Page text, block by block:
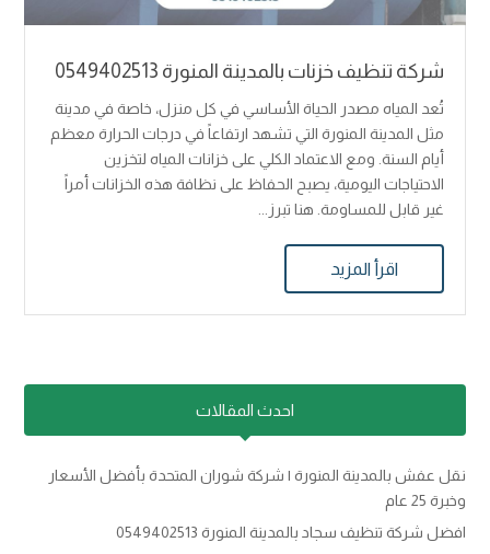
شركة تنظيف خزنات بالمدينة المنورة 0549402513
تُعد المياه مصدر الحياة الأساسي في كل منزل، خاصة في مدينة
مثل المدينة المنورة التي تشهد ارتفاعاً في درجات الحرارة معظم
أيام السنة. ومع الاعتماد الكلي على خزانات المياه لتخزين
الاحتياجات اليومية، يصبح الحفاظ على نظافة هذه الخزانات أمراً
غير قابل للمساومة. هنا تبرز...
اقرأ المزيد
احدث المقالات
نقل عفش بالمدينة المنورة | شركة شوران المتحدة بأفضل الأسعار
وخبرة 25 عام
افضل شركة تنظيف سجاد بالمدينة المنورة 0549402513